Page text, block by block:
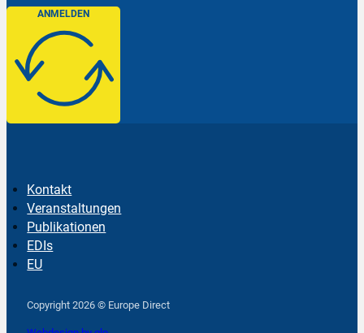
ANMELDEN
Kontakt
Veranstaltungen
Publikationen
EDIs
EU
Copyright 2026 © Europe Direct